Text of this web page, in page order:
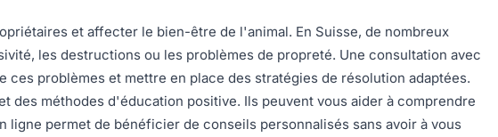
et affecter le bien-être de l'animal. En Suisse, de nombreux
les destructions ou les problèmes de propreté. Une consultation avec
problèmes et mettre en place des stratégies de résolution adaptées.
méthodes d'éducation positive. Ils peuvent vous aider à comprendre
permet de bénéficier de conseils personnalisés sans avoir à vous